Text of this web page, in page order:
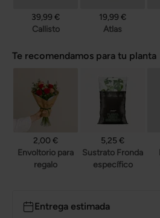
39,99 €
Callisto
19,99 €
Atlas
Te recomendamos para tu planta
2,00 €
Envoltorio para
regalo
5,25 €
Sustrato Fronda
específico
Entrega estimada